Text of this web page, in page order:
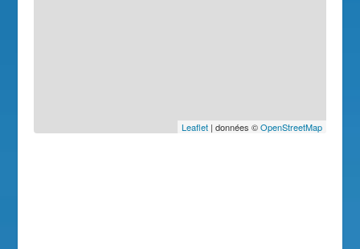
Leaflet| données ©OpenStreetMap